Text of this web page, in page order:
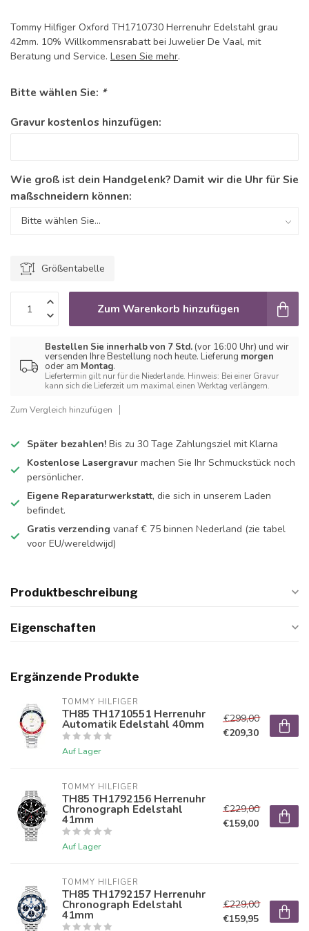
Tommy Hilfiger Oxford TH1710730 Herrenuhr Edelstahl grau
42mm. 10% Willkommensrabatt bei Juwelier De Vaal, mit
Beratung und Service. Lesen Sie mehr.
Bitte wählen Sie: *
Gravur kostenlos hinzufügen:
Wie groß ist dein Handgelenk? Damit wir die Uhr für Sie
maßschneidern können:
Größentabelle
Zum Warenkorb hinzufügen
Bestellen Sie innerhalb von 7 Std. (vor 16:00 Uhr) und wir
versenden Ihre Bestellung noch heute. Lieferung morgen
oder am Montag.
Liefertermin gilt nur für die Niederlande. Hinweis: Bei einer Gravur
kann sich die Lieferzeit um maximal einen Werktag verlängern.
Zum Vergleich hinzufügen
Später bezahlen! Bis zu 30 Tage Zahlungsziel mit Klarna
Kostenlose Lasergravur machen Sie Ihr Schmuckstück noch
persönlicher.
Eigene Reparaturwerkstatt, die sich in unserem Laden
befindet.
Gratis verzending vanaf € 75 binnen Nederland (zie tabel
voor EU/wereldwijd)
Produktbeschreibung
Eigenschaften
Ergänzende Produkte
TOMMY HILFIGER
TH85 TH1710551 Herrenuhr
Automatik Edelstahl 40mm
Auf Lager
€299,00
€209,30
TOMMY HILFIGER
TH85 TH1792156 Herrenuhr
Chronograph Edelstahl
41mm
Auf Lager
€229,00
€159,00
TOMMY HILFIGER
TH85 TH1792157 Herrenuhr
Chronograph Edelstahl
41mm
€229,00
€159,95